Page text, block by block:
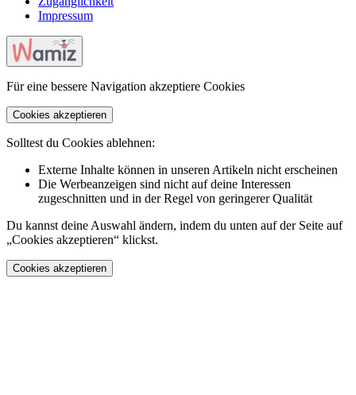
Impressum
Für eine bessere Navigation akzeptiere Cookies
Cookies akzeptieren
Solltest du Cookies ablehnen:
Externe Inhalte können in unseren Artikeln nicht erscheinen
Die Werbeanzeigen sind nicht auf deine Interessen
zugeschnitten und in der Regel von geringerer Qualität
Du kannst deine Auswahl ändern, indem du unten auf der Seite auf
„Cookies akzeptieren“ klickst.
Cookies akzeptieren